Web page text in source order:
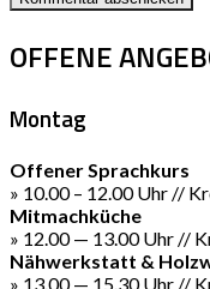
OFFENE
Montag
Offener Sprachkurs
» 10.00 – 12.00 Uhr //
Mitmachküche
» 12.00 — 13.00 Uhr //
Nähwerkstatt &
» 13.00 — 15.30 Uhr //